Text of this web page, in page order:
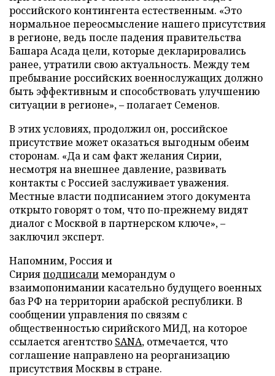
российского контингента естественным. «Это
нормальное переосмысление нашего присутствия
в регионе, ведь после падения правительства
Башара Асада цели, которые декларировались
ранее, утратили свою актуальность. Между тем
пребывание российских военнослужащих должно
быть эффективным и способствовать улучшению
ситуации в регионе», – полагает Семенов.
В этих условиях, продолжил он, российское
присутствие может оказаться выгодным обеим
сторонам. «Да и сам факт желания Сирии,
несмотря на внешнее давление, развивать
контакты с Россией заслуживает уважения.
Местные власти подписанием этого документа
открыто говорят о том, что по-прежнему видят
диалог с Москвой в партнерском ключе», –
заключил эксперт.
Напомним, Россия и
Сирияподписалимеморандум о
взаимопонимании касательно будущего военных
баз РФ на территории арабской республики. В
сообщении управления по связям с
общественностью сирийского МИД, на которое
ссылается агентство SANA, отмечается, что
соглашение направлено на реорганизацию
присутствия Москвы в стране.